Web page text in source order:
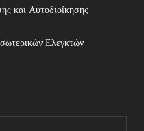
και Αυτοδιοίκησης
Ελεγκτών